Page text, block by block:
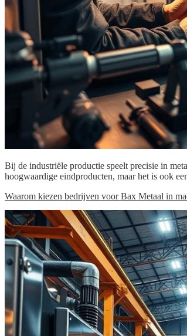
Bij de industriële productie speelt precisie in
hoogwaardige eindproducten, maar het is ook
Waarom kiezen bedrijven voor Bax Metaal in